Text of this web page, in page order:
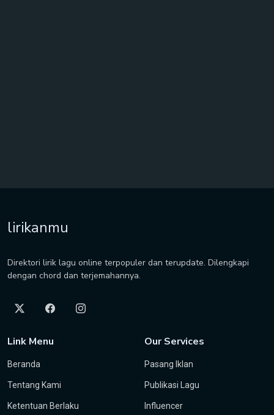
lirikanmu
Direktori lirik lagu online terpopuler dan terupdate. Dilengkapi
dengan chord dan terjemahannya.
Link Menu
Beranda
Tentang Kami
Ketentuan Berlaku
Our Services
Pasang Iklan
Publikasi Lagu
Influencer